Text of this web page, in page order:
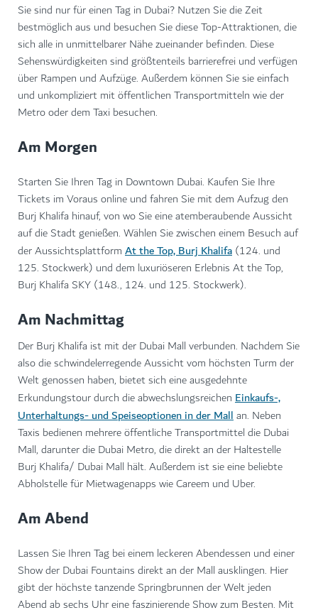
Sie sind nur für einen Tag in Dubai? Nutzen Sie die Zeit
bestmöglich aus und besuchen Sie diese Top-Attraktionen, die
sich alle in unmittelbarer Nähe zueinander befinden. Diese
Sehenswürdigkeiten sind größtenteils barrierefrei und verfügen
über Rampen und Aufzüge. Außerdem können Sie sie einfach
und unkompliziert mit öffentlichen Transportmitteln wie der
Metro oder dem Taxi besuchen.
Am Morgen
Starten Sie Ihren Tag in Downtown Dubai. Kaufen Sie Ihre
Tickets im Voraus online und fahren Sie mit dem Aufzug den
Burj Khalifa hinauf, von wo Sie eine atemberaubende Aussicht
auf die Stadt genießen. Wählen Sie zwischen einem Besuch auf
der Aussichtsplattform At the Top, Burj Khalifa (124. und
125. Stockwerk) und dem luxuriöseren Erlebnis At the Top,
Burj Khalifa SKY (148., 124. und 125. Stockwerk).
Am Nachmittag
Der Burj Khalifa ist mit der Dubai Mall verbunden. Nachdem Sie
also die schwindelerregende Aussicht vom höchsten Turm der
Welt genossen haben, bietet sich eine ausgedehnte
Erkundungstour durch die abwechslungsreichen Einkaufs-,
Unterhaltungs- und Speiseoptionen in der Mallan. Neben
Taxis bedienen mehrere öffentliche Transportmittel die Dubai
Mall, darunter die Dubai Metro, die direkt an der Haltestelle
Burj Khalifa/ Dubai Mall hält. Außerdem ist sie eine beliebte
Abholstelle für Mietwagenapps wie Careem und Uber.
Am Abend
Lassen Sie Ihren Tag bei einem leckeren Abendessen und einer
Show der Dubai Fountains direkt an der Mall ausklingen. Hier
gibt der höchste tanzende Springbrunnen der Welt jeden
Abend ab sechs Uhr eine faszinierende Show zum Besten. Mit